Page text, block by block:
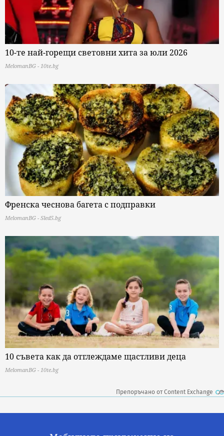
10-те най-горещи световни хита за юли 2026
MelomanBG - 10te.bg
Френска чеснова багета с подправки
MelomanBG - Sled5.bg
10 съвета как да отглеждаме щастливи деца
MelomanBG - 10te.bg
Препоръчано от Content Exchange